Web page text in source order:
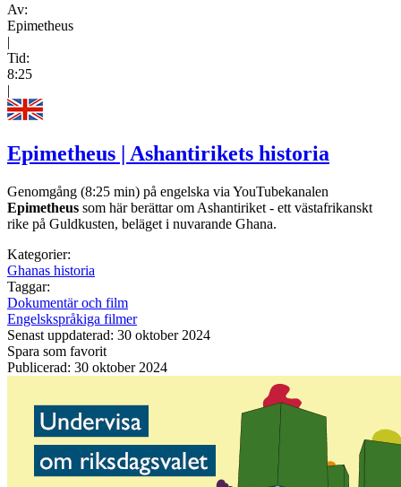
Av:
Epimetheus
|
Tid:
8:25
|
Epimetheus | Ashantirikets historia
Genomgång (8:25 min) på engelska via YouTubekanalen
Epimetheus som här berättar om Ashantiriket - ett västafrikanskt
rike på Guldkusten, beläget i nuvarande Ghana.
Kategorier:
Ghanas historia
Taggar:
Dokumentär och film
Engelskspråkiga filmer
Senast uppdaterad: 30 oktober 2024
Spara som favorit
Publicerad: 30 oktober 2024